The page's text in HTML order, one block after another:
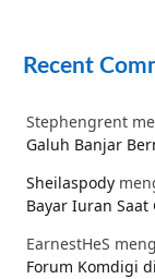
Recent
Stephengrent
Galuh Banjar
Sheilaspody
Bayar Iuran Saat
EarnestHeS
Forum Komdigi